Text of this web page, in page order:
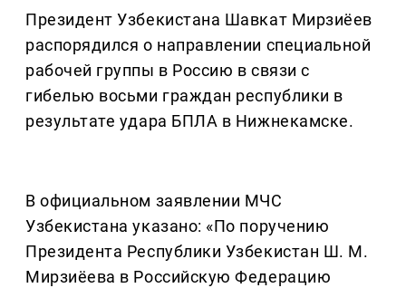
Президент Узбекистана Шавкат Мирзиёев
распорядился о направлении специальной
рабочей группы в Россию в связи с
гибелью восьми граждан республики в
результате удара БПЛА в Нижнекамске.
В официальном заявлении МЧС
Узбекистана указано: «По поручению
Президента Республики Узбекистан Ш. М.
Мирзиёева в Российскую Федерацию